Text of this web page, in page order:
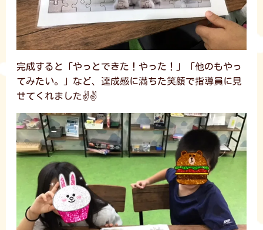
完成すると「やっとできた！やった！」「他のもやっ
てみたい。」など、達成感に満ちた笑顔で指導員に見
せてくれました✌️✌️